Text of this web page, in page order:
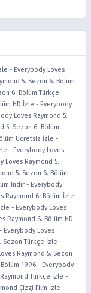
- Everybody Loves
5. Sezon 6. Bölüm
6. Bölüm Türkçe
HD İzle - Everybody
Loves Raymond 5.
5. Sezon 6. Bölüm
Ücretsiz İzle -
- Everybody Loves
Loves Raymond 5.
5. Sezon 6. Bölüm
İndir - Everybody
Raymond 6. Bölüm İzle
- Everybody Loves
Raymond 6. Bölüm HD
- Everybody Loves
Sezon Türkçe İzle -
Raymond 5. Sezon
1996 - Everybody
Türkçe İzle -
Çizgi Film İzle -